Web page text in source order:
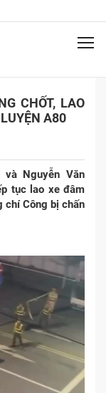
CHỐT, LAO
A80
Nguyễn Văn
tục lao xe đâm
chí Công bị chấn